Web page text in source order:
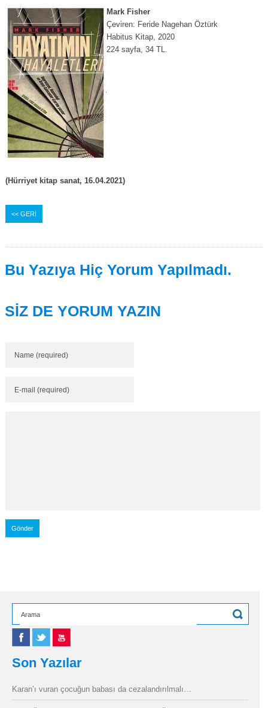
Mark Fisher
Çeviren: Feride Nagehan Öztürk
Habitus Kitap, 2020
224 sayfa, 34 TL.
(Hürriyet kitap sanat, 16.04.2021)
<< GERİ
Bu Yazıya Hiç Yorum Yapılmadı.
SİZ DE YORUM YAZIN
Son Yazılar
Karan’ı vuran çocuğun babası da cezalandırılmalı…